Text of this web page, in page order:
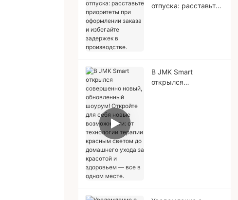
отпуска: расставьте
В JMK Smart
открылся